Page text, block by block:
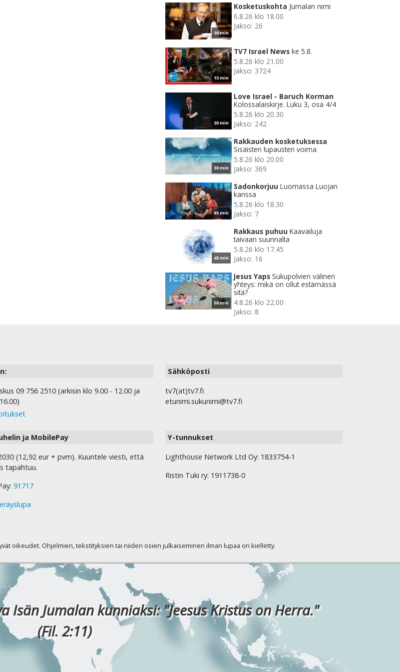
30 min
Kosketuskohta Jumalan nimi
6.8.26 klo 18.00
Jakso: 26
15 min
TV7 Israel News ke 5.8.
5.8.26 klo 21.00
Jakso: 3724
30 min
Love Israel - Baruch Korman
Kolossalaiskirje. Luku 3, osa 4/4
5.8.26 klo 20.30
Jakso: 242
30 min
Rakkauden kosketuksessa
Sisäisten lupausten voima
5.8.26 klo 20.00
Jakso: 369
85 min
Sadonkorjuu Luomassa Luojan
kanssa
5.8.26 klo 18.30
Jakso: 7
45 min
Rakkaus puhuu Kaavailuja
taivaan suunnalta
5.8.26 klo 17.45
Jakso: 16
50 min
Jesus Yaps Sukupolvien välinen
yhteys: mikä on ollut estämässä
sitä?
4.8.26 klo 22.00
Jakso: 8
09 756 2510 (arkisin klo 9.00 - 12.00 ja
Sähköposti
tv7(at)tv7.fi
etunimi.sukunimi@tv7.fi
ja MobilePay
(12,92 eur + pvm). Kuuntele viesti, että
tapahtuu.
91717
Y-tunnukset
Lighthouse Network Ltd Oy: 1833754-1
Ristin Tuki ry: 1911738-0
oikeudet. Ohjelmien, tekstityksien tai niiden osien julkaiseminen ilman lupaa on kielletty.
Isän Jumalan kunniaksi: "Jeesus Kristus on Herra."
(Fil. 2:11)